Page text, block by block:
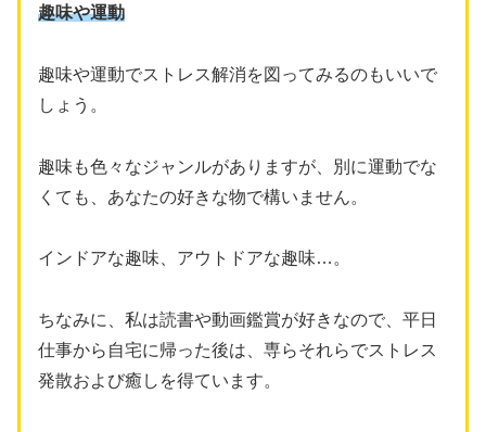
趣味や運動
趣味や運動でストレス解消を図ってみるのもいいで
しょう。
趣味も色々なジャンルがありますが、別に運動でな
くても、あなたの好きな物で構いません。
インドアな趣味、アウトドアな趣味…。
ちなみに、私は読書や動画鑑賞が好きなので、平日
仕事から自宅に帰った後は、専らそれらでストレス
発散および癒しを得ています。